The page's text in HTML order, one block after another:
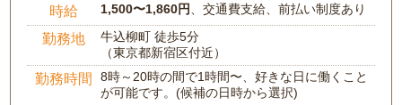
時給 1,500〜1,860円、交通費支給、前払い制度あり
勤務地
牛込柳町 徒歩5分
（東京都新宿区付近）
勤務時間
8時～20時の間で1時間〜、好きな日に働くこと
が可能です。(候補の日時から選択)